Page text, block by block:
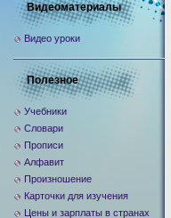
Видеоматериалы
Видео уроки
Полезное
Учебники
Словари
Прописи
Алфавит
Произношение
Карточки для изучения
Цены и зарплаты в странах